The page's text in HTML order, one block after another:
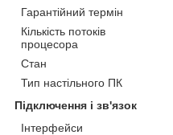
Гарантійний термін
Кількість потоків
процесора
Стан
Тип настільного ПК
Підключення і зв'язок
Інтерфейси